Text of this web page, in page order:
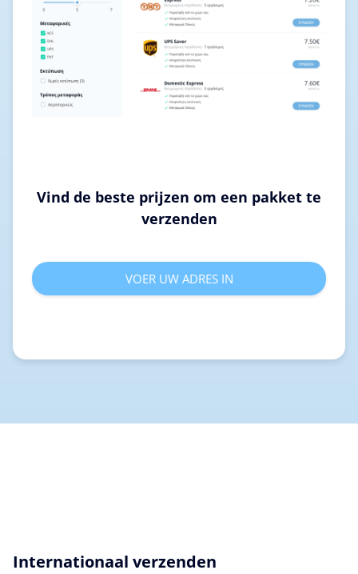
Vind de beste prijzen om een pakket te
verzenden
VOER UW ADRES IN
Internationaal verzenden